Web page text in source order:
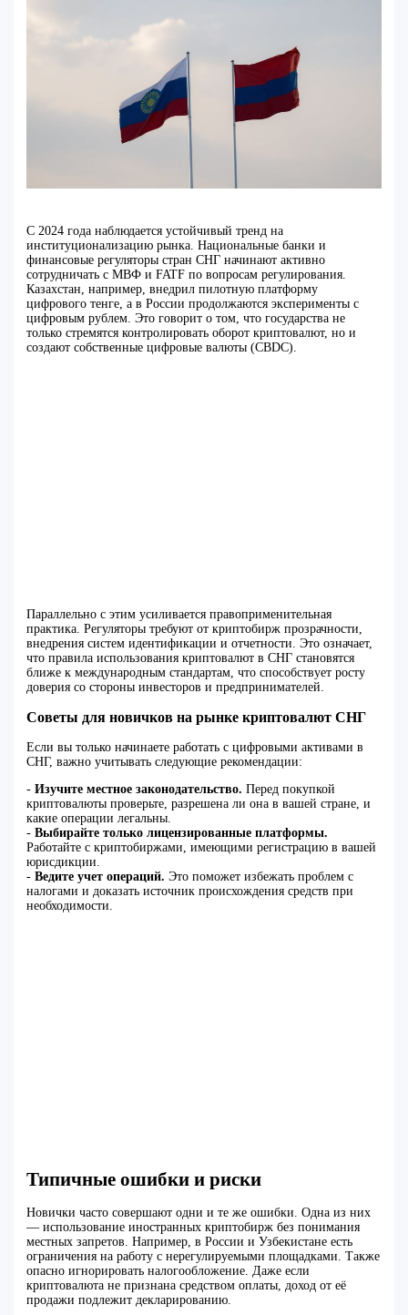
С 2024 года наблюдается устойчивый тренд на
институционализацию рынка. Национальные банки и
финансовые регуляторы стран СНГ начинают активно
сотрудничать с МВФ и FATF по вопросам регулирования.
Казахстан, например, внедрил пилотную платформу
цифрового тенге, а в России продолжаются эксперименты с
цифровым рублем. Это говорит о том, что государства не
только стремятся контролировать оборот криптовалют, но и
создают собственные цифровые валюты (CBDC).
Параллельно с этим усиливается правоприменительная
практика. Регуляторы требуют от криптобирж прозрачности,
внедрения систем идентификации и отчетности. Это означает,
что правила использования криптовалют в СНГ становятся
ближе к международным стандартам, что способствует росту
доверия со стороны инвесторов и предпринимателей.
Советы для новичков на рынке криптовалют СНГ
Если вы только начинаете работать с цифровыми активами в
СНГ, важно учитывать следующие рекомендации:
-Изучите местное законодательство. Перед покупкой
криптовалюты проверьте, разрешена ли она в вашей стране, и
какие операции легальны.
-Выбирайте только лицензированные платформы.
Работайте с криптобиржами, имеющими регистрацию в вашей
юрисдикции.
-Ведите учет операций. Это поможет избежать проблем с
налогами и доказать источник происхождения средств при
необходимости.
Типичные ошибки и риски
Новички часто совершают одни и те же ошибки. Одна из них
— использование иностранных криптобирж без понимания
местных запретов. Например, в России и Узбекистане есть
ограничения на работу с нерегулируемыми площадками. Также
опасно игнорировать налогообложение. Даже если
криптовалюта не признана средством оплаты, доход от её
продажи подлежит декларированию.